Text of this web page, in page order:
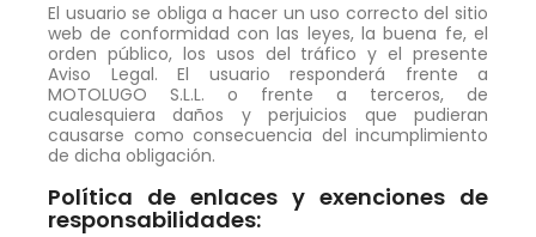
El usuario se obliga a hacer un uso correcto del sitio
web de conformidad con las leyes, la buena fe, el
orden público, los usos del tráfico y el presente
Aviso Legal. El usuario responderá frente a
MOTOLUGO S.L.L. o frente a terceros, de
cualesquiera daños y perjuicios que pudieran
causarse como consecuencia del incumplimiento
de dicha obligación.
Política de enlaces y exenciones de
responsabilidades: